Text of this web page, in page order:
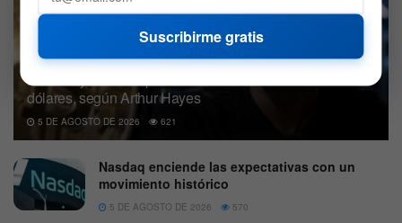
La burbuja de la IA podría llevar a Bitcoin al millón de
dólares, según Arthur Hayes
5 DE AGOSTO DE 2026 621
Nasdaq enciende las expectativas con un
movimiento histórico
5 DE AGOSTO DE 2026 570
Suscribirme gratis